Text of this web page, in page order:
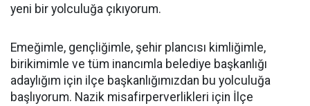
yeni bir yolculuğa çıkıyorum.
Emeğimle, gençliğimle, şehir plancısı kimliğimle,
birikimimle ve tüm inancımla belediye başkanlığı
adaylığım için ilçe başkanlığımızdan bu yolculuğa
başlıyorum. Nazik misafirperverlikleri için İlçe